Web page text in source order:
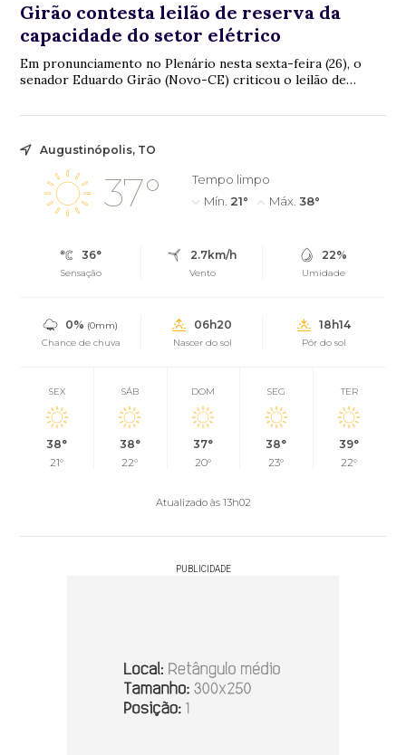
Girão contesta leilão de reserva da
capacidade do setor elétrico
Em pronunciamento no Plenário nesta sexta-feira (26), o
senador Eduardo Girão (Novo-CE) criticou o leilão de
Augustinópolis, TO
37°
Tempo limpo
Mín. 21° Máx. 38°
36°
Sensação
2.7km/h
Vento
22%
Umidade
0% (0mm)
Chance de chuva
06h20
Nascer do sol
18h14
Pôr do sol
SEX
38°
21°
SÁB
38°
22°
DOM
37°
20°
SEG
38°
23°
TER
39°
22°
Atualizado às 13h02
PUBLICIDADE